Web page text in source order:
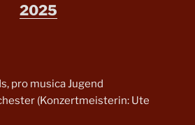
2025
pro musica Jugend
(Konzertmeisterin: Ute